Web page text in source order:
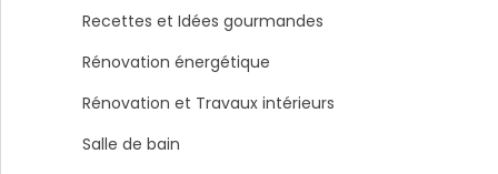
Recettes et Idées gourmandes
Rénovation énergétique
Rénovation et Travaux intérieurs
Salle de bain